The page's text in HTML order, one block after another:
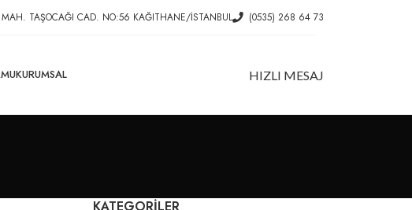
MAH. TAŞOCAĞI CAD. NO:56 KAĞITHANE/İSTANBUL (0535) 268 64 73
KURUMSAL HIZLI MESAJ